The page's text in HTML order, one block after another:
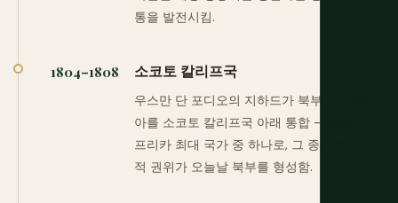
통을 발전시킴.
1804–1808 소코토 칼리프국
우스만 단 포디오의 지하드가 북부 나이지리
아를 소코토 칼리프국 아래 통합 — 19세기 아
프리카 최대 국가 중 하나로, 그 종교적, 정치
적 권위가 오늘날 북부를 형성함.